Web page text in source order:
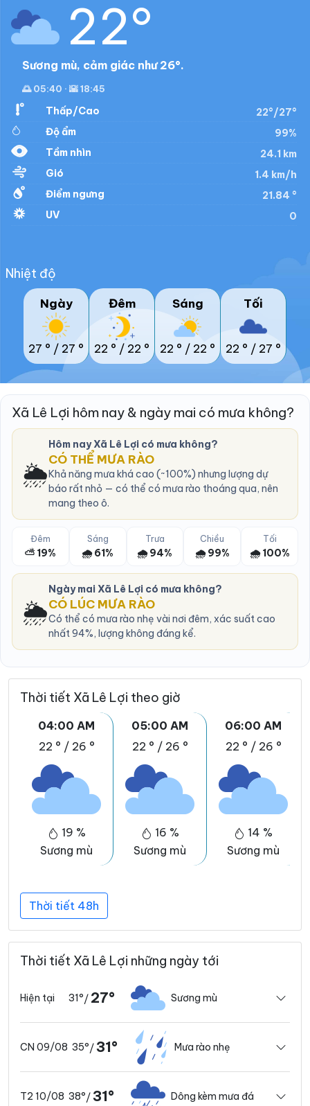
22°
Sương mù, cảm giác như 26°.
🌅 05:40 · 🌇 18:45
Thấp/Cao
22°/27°
Độ ẩm
99%
Tầm nhìn
24.1 km
Gió
1.4 km/h
Điểm ngưng
21.84 °
UV
0
Nhiệt độ
Ngày
27 ° / 27 °
Đêm
22 ° / 22 °
Sáng
22 ° / 22 °
Tối
22 ° / 27 °
Xã Lê Lợi hôm nay & ngày mai có mưa không?
🌦️
Hôm nay Xã Lê Lợi có mưa không?
CÓ THỂ MƯA RÀO
Khả năng mưa khá cao (~100%) nhưng lượng dự
báo rất nhỏ — có thể có mưa rào thoáng qua, nên
mang theo ô.
Đêm
⛅ 19%
Sáng
🌧️ 61%
Trưa
🌧️ 94%
Chiều
🌧️ 99%
Tối
🌧️ 100%
🌦️
Ngày mai Xã Lê Lợi có mưa không?
CÓ LÚC MƯA RÀO
Có thể có mưa rào nhẹ vài nơi đêm, xác suất cao
nhất 94%, lượng không đáng kể.
Thời tiết Xã Lê Lợi theo giờ
04:00 AM
22 ° / 26 °
19 %
Sương mù
05:00 AM
22 ° / 26 °
16 %
Sương mù
06:00 AM
22 ° / 26 °
14 %
Sương mù
Thời tiết 48h
Thời tiết Xã Lê Lợi những ngày tới
Hiện tại 31°/ 27° Sương mù
CN 09/08 35°/ 31° Mưa rào nhẹ
T2 10/08 38°/ 31° Dông kèm mưa đá